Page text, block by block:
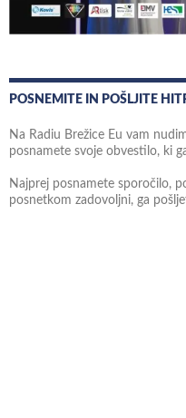
POSNEMITE IN POŠLJITE
Na Radiu Brežice Eu vam
posnamete svoje obvestilo, ki
Najprej posnamete sporočilo,
posnetkom zadovoljni, ga